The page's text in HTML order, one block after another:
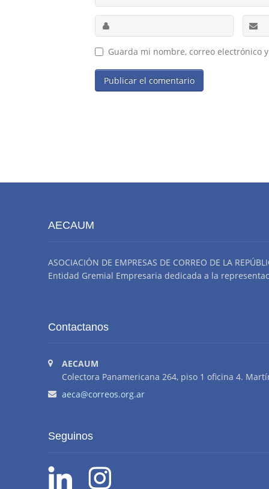
Guarda mi nombre, correo electrónico
AECAUM
ASOCIACIÓN DE EMPRESAS DE CORREO DE LA
Entidad Gremial Empresaria dedicada a la
Contactanos
AECAUM
Colectora Panamericana 264, piso 1 oficina 4.
aeca@correos.org.ar
Seguinos